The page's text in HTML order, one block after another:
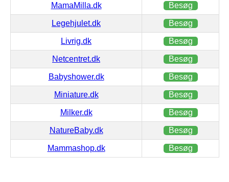
MamaMilla.dk Besøg
Legehjulet.dk Besøg
Livrig.dk Besøg
Netcentret.dk Besøg
Babyshower.dk Besøg
Miniature.dk Besøg
Milker.dk Besøg
NatureBaby.dk Besøg
Mammashop.dk Besøg